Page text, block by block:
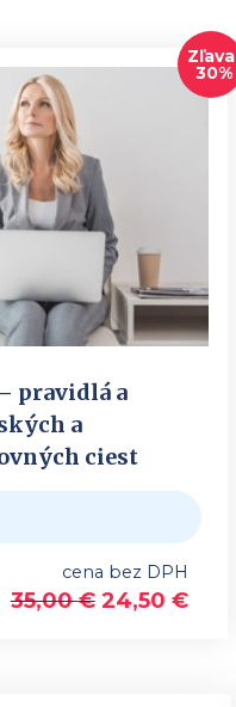
Zľava
30%
pravidlá a
a
ciest
cena bez DPH
35,00€ 24,50 €